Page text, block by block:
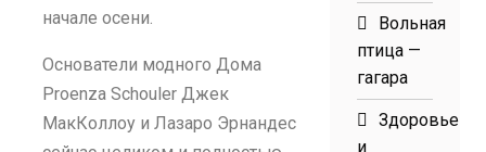
начале осени.
Основатели модного Дома
Proenza Schouler Джек
МакКоллоу и Лазаро Эрнандес
Вольная
птица —
гагара
Здоровье
и